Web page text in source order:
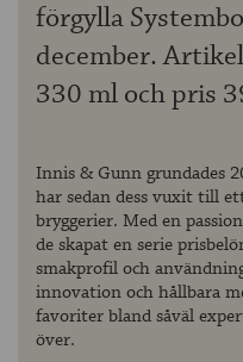
förgylla
december.
330 ml och pris
Innis & Gunn grundades
har sedan dess vuxit till
bryggerier. Med en
de skapat en serie
smakprofil och
innovation och hållbara
favoriter bland såväl
över.